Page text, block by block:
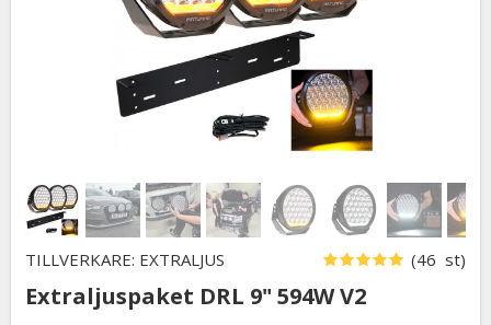
TILLVERKARE: EXTRALJUS (46 st)
Extraljuspaket DRL 9" 594W V2